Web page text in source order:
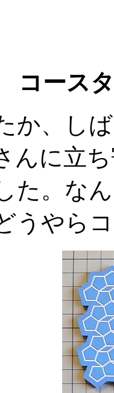
コース
か、し
んに立
た。な
うやら